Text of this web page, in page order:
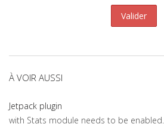
À VOIR AUSSI
Jetpack plugin
with Stats module needs to be enabled.